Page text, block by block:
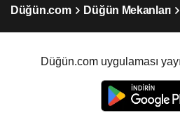
Düğün.com Düğün Mekanları
Düğün.com uygulaması